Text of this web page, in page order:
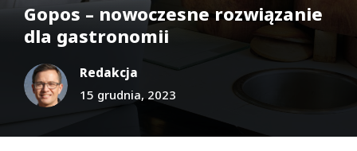
Gopos – nowoczesne rozwiązanie
dla gastronomii
Redakcja
15 grudnia, 2023